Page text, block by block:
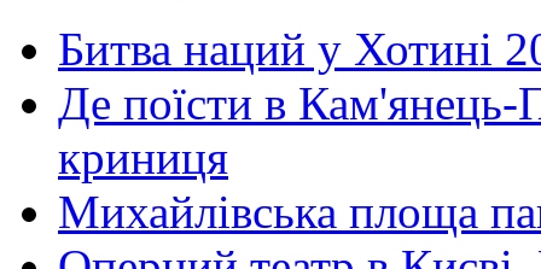
Битва наций у Хотині
Де поїсти в Кам'янець-
криниця
Михайлівська площа